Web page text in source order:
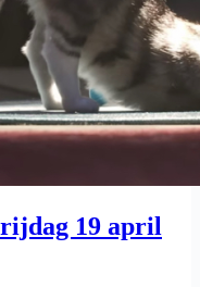
19 april